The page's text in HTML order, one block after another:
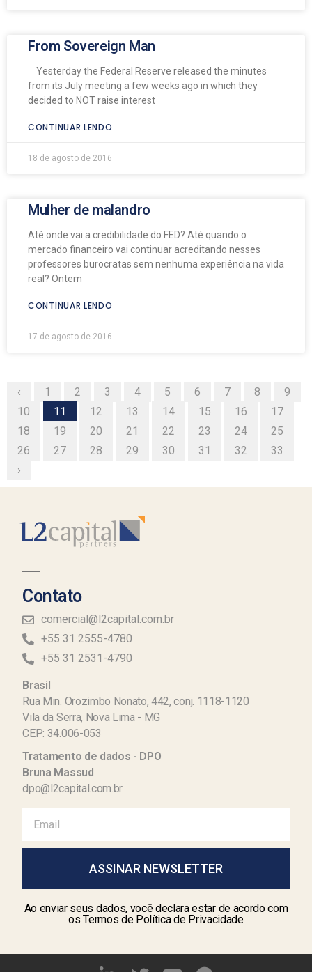
From Sovereign Man
Yesterday the Federal Reserve released the minutes
from its July meeting a few weeks ago in which they
decided to NOT raise interest
CONTINUAR LENDO
18 de agosto de 2016
Mulher de malandro
Até onde vai a credibilidade do FED? Até quando o
mercado financeiro vai continuar acreditando nesses
professores burocratas sem nenhuma experiência na vida
real? Ontem
CONTINUAR LENDO
17 de agosto de 2016
‹ 1 2 3 4 5 6 7 8
9
10
11 12 13 14 15 16
17
18
19 20 21 22 23 24
25
26
27 28 29 30 31 32
33
›
Contato
comercial@l2capital.com.br
+55 31 2555-4780
+55 31 2531-4790
Brasil
Rua Min. Orozimbo Nonato, 442, conj. 1118-1120
Vila da Serra, Nova Lima - MG
CEP: 34.006-053
Tratamento de dados - DPO
Bruna Massud
dpo@l2capital.com.br
ASSINAR NEWSLETTER
Ao enviar seus dados, você declara estar de acordo com
os Termos de Política de Privacidade